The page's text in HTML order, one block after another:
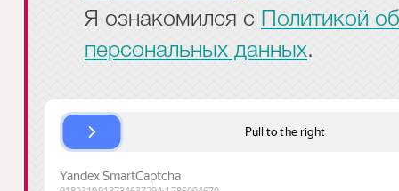
Я ознакомился с
Политикой
персональных данных.